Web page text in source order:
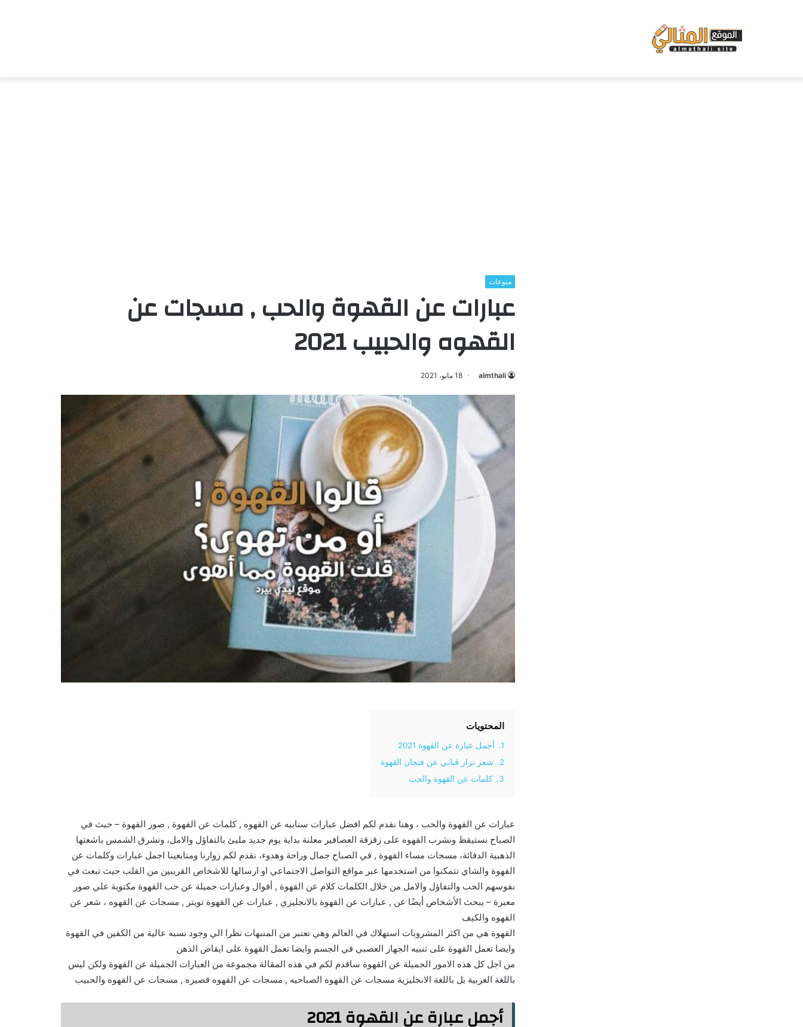
منوعات
عبارات عن القهوة والحب , مسجات عن
القهوه والحبيب 2021
almthali 18 مايو، 2021
المحتويات
1.
أجمل عبارة عن القهوة 2021
2.
شعر نزار قباني عن فنجان القهوة
3.
كلمات عن القهوة والحب
عبارات عن القهوة والحب ، وهنا نقدم لكم افضل عبارات سنابيه عن القهوه , كلمات عن القهوة , صور القهوة – حيث في
الصباح نستيقظ ونشرب القهوه على زقزقة العصافير معلنة بداية يوم جديد مليئ بالتفاؤل والامل، وتشرق الشمس باشعتها
الذهبية الدفائة، مسجات مساء القهوة , في الصباح جمال وراحة وهدوء، نقدم لكم زوارنا ومتابعينا اجمل عبارات وكلمات عن
القهوة والشاي تتمكنوا من استخدمها عبر مواقع التواصل الاجتماعي او ارسالها للاشخاص القريبين من القلب حيث تبعث في
نفوسهم الحب والتفاؤل والامل من خلال الكلمات كلام عن القهوة , أقوال وعبارات جميلة عن حب القهوة مكتوبة علي صور
معبرة – يبحث الأشخاص أيضًا عن , عبارات عن القهوة بالانجليزي , عبارات عن القهوة تويتر , مسجات عن القهوه ، شعر عن
القهوه والكيف
القهوة هي من اكثر المشروبات استهلاك في العالم وهي تعتبر من المنبهات نظرا الي وجود نسبه عالية من الكفين في القهوة
وايضا تعمل القهوة على تنبيه الجهاز العصبي في الجسم وايضا تعمل القهوة على ايقاض الذهن
من اجل كل هذه الامور الجميلة عن القهوة ساقدم لكم في هذه المقالة مجموعة من العبارات الجميلة عن القهوة ولكن ليس
باللغة العربية بل باللغة الانجليزية مسجات عن القهوه الصباحيه , مسجات عن القهوه قصيره , مسجات عن القهوه والحبيب
أجمل عبارة عن القهوة 2021